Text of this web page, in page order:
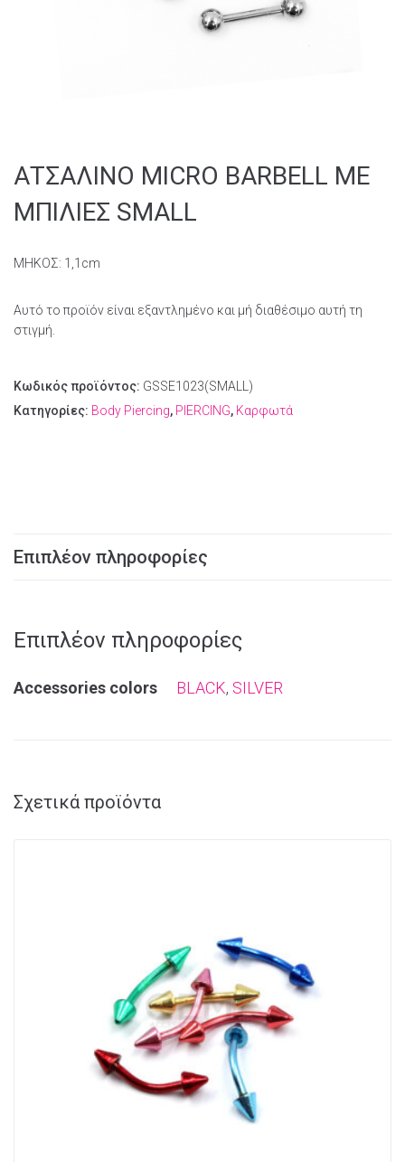
ΑΤΣΑΛΙΝΟ MICRO BARBELL ΜΕ
ΜΠΙΛΙΕΣ SMALL
ΜΗΚΟΣ: 1,1cm
Αυτό το προϊόν είναι εξαντλημένο και μή διαθέσιμο αυτή τη
στιγμή.
Κωδικός προϊόντος: GSSE1023(SMALL)
Κατηγορίες: Body Piercing, PIERCING, Καρφωτά
Επιπλέον πληροφορίες
Επιπλέον πληροφορίες
Αccessories colors BLACK, SILVER
Σχετικά προϊόντα